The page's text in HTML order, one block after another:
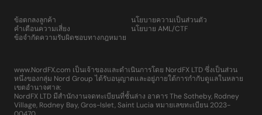
ข้อตกลงลูกค้า
คำเตือนความเสี่ยง
ข้อจำกัดความรับผิดชอบทางกฎหมาย
นโยบายความเป็นส่วนตัว
นโยบาย AML/CTF
www.NordFX.com เป็นเจ้าของและดำเนินการโดย NordFX LTD ซึ่งเป็นส่วน
หนึ่งของกลุ่ม Nord Group ได้รับอนุญาตและอยู่ภายใต้การกำกับดูแลในหลาย
เขตอำนาจศาล:
NordFX LTD มีสำนักงานจดทะเบียนที่ชั้นล่าง อาคาร The Sotheby, Rodney
Village, Rodney Bay, Gros-Islet, Saint Lucia หมายเลขทะเบียน 2023-